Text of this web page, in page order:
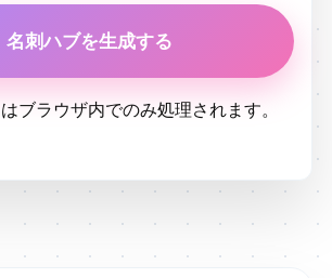
名刺ハブを生成する
ブラウザ内でのみ処理されます。